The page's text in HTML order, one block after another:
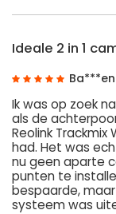
Ideale 2 in 1
Ba***en
Ik was op zoek
als de
Reolink
had. Het was
nu geen aparte
punten te
bespaarde,
systeem was